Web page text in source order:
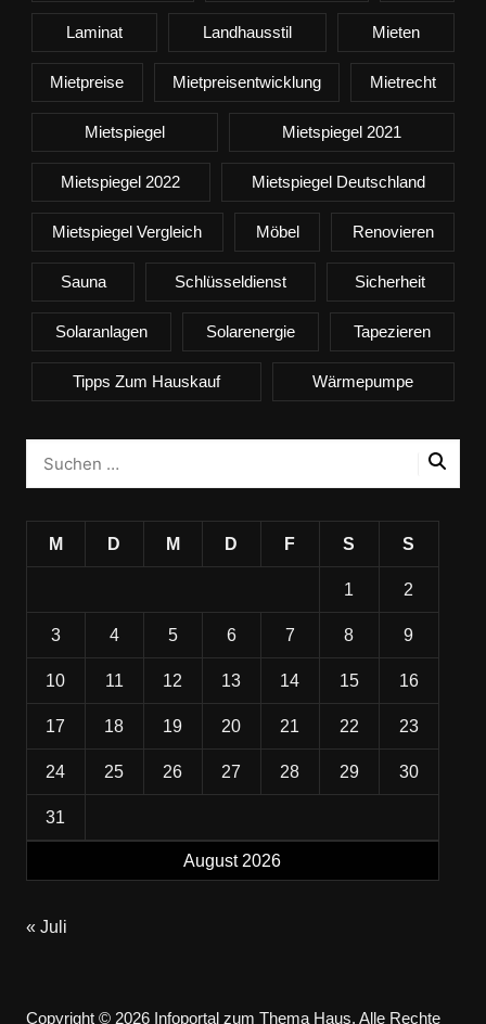
Laminat Landhausstil Mieten
Mietpreise Mietpreisentwicklung Mietrecht
Mietspiegel Mietspiegel 2021
Mietspiegel 2022 Mietspiegel Deutschland
Mietspiegel Vergleich Möbel Renovieren
Sauna Schlüsseldienst Sicherheit
Solaranlagen Solarenergie Tapezieren
Tipps Zum Hauskauf Wärmepumpe
August 2026
M D M D F S S
1 2
3 4 5 6 7 8 9
10 11 12 13 14 15 16
17 18 19 20 21 22 23
24 25 26 27 28 29 30
31
« Juli
Copyright © 2026 Infoportal zum Thema Haus. Alle Rechte